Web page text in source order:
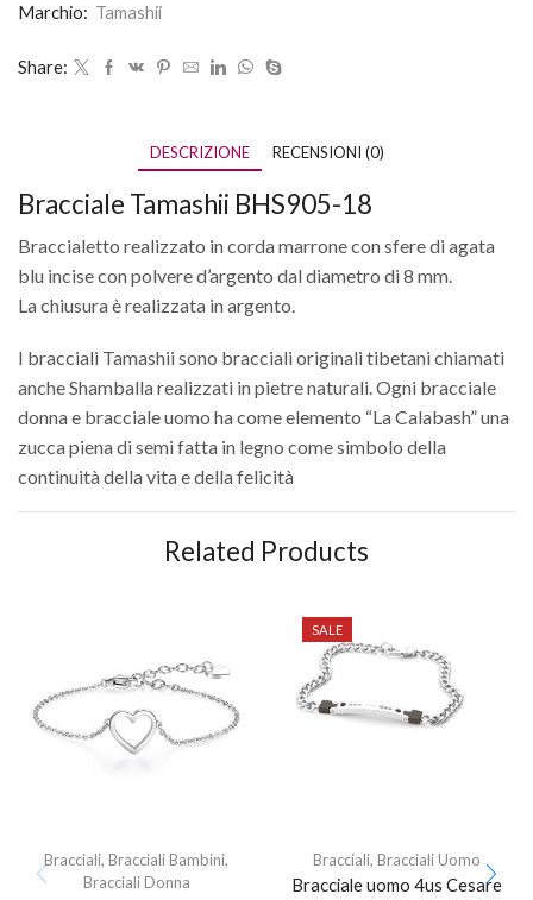
Marchio: Tamashii
Share:
DESCRIZIONE RECENSIONI (0)
Bracciale Tamashii BHS905-18
Braccialetto realizzato in corda marrone con sfere di agata
blu incise con polvere d’argento dal diametro di 8 mm.
La chiusura è realizzata in argento.
I bracciali Tamashii sono bracciali originali tibetani chiamati
anche Shamballa realizzati in pietre naturali. Ogni bracciale
donna e bracciale uomo ha come elemento “La Calabash” una
zucca piena di semi fatta in legno come simbolo della
continuità della vita e della felicità
Related Products
Bracciali, Bracciali Bambini,
Bracciali Donna
SALE
Bracciali, Bracciali Uomo
Bracciale uomo 4us Cesare